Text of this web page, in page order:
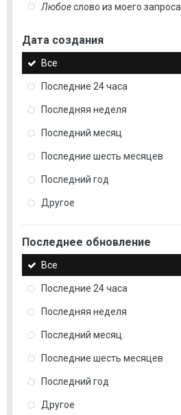
Любоеслово из моего запроса
Дата создания
Все
Последние 24 часа
Последняя неделя
Последний месяц
Последние шесть месяцев
Последний год
Другое
Последнее обновление
Все
Последние 24 часа
Последняя неделя
Последний месяц
Последние шесть месяцев
Последний год
Другое